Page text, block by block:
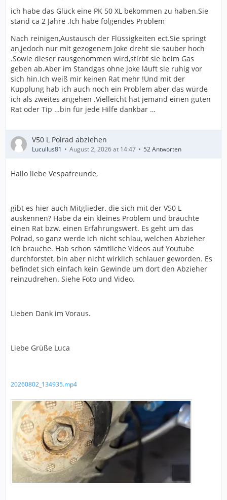
ich habe das Glück eine PK 50 XL bekommen zu haben.Sie
stand ca 2 Jahre .Ich habe folgendes Problem
Nach reinigen,Austausch der Flüssigkeiten ect.Sie springt
an,jedoch nur mit gezogenem Joke dreht sie sauber hoch
.Sowie dieser rausgenommen wird,stirbt sie beim Gas
geben ab.Aber im Standgas ohne joke läuft sie ruhig vor
sich hin.Ich weiß mir keinen Rat mehr !Und mit der
Kupplung hab ich auch noch ein Problem aber das würde
ich als zweites angehen .Vielleicht hat jemand einen guten
Rat oder Tip …bin für jede Hilfe dankbar …
V50 L Polrad abziehen
Lucullus81 August 2, 2026 at 14:47 52 Antworten
Hallo liebe Vespafreunde,
gibt es hier auch Mitglieder, die sich mit der V50 L
auskennen? Habe da ein kleines Problem und bräuchte
einen Rat bzw. einen Erfahrungswert. Es geht um das
Polrad, so ganz werde ich nicht schlau, welchen Abzieher
ich brauche. Hab schon sämtliche Videos auf Youtube
durchforstet, bin aber nicht wirklich schlauer geworden. Es
befindet sich einfach kein Gewinde um dort den Abzieher
reinzudrehen. Siehe Foto und Video.
Lieben Dank im Voraus.
Liebe Grüße Luca
20260802_134935.mp4